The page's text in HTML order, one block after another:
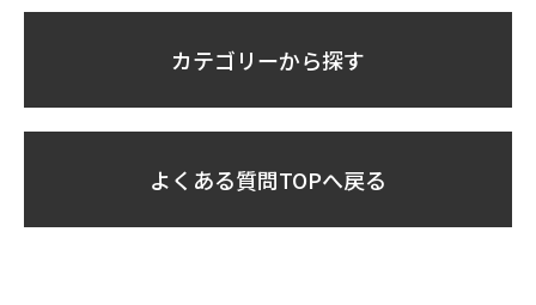
カテゴリーから探す
よくある質問TOPへ戻る